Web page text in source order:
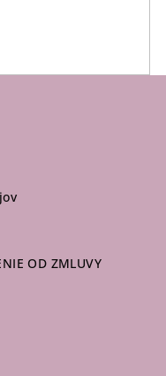
OD ZMLUVY